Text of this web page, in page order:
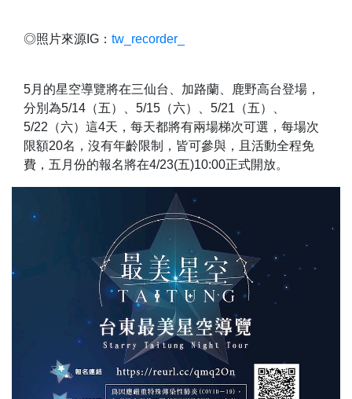
◎照片來源IG： tw_recorder_
5月的星空導覽將在三仙台、加路蘭、鹿野高台登場，
分別為5/14（五）、5/15（六）、5/21（五）、
5/22（六）這4天，每天都將有兩場梯次可選，每場次
限額20名，沒有年齡限制，皆可參與，且活動全程免
費，五月份的報名將在4/23(五)10:00正式開放。